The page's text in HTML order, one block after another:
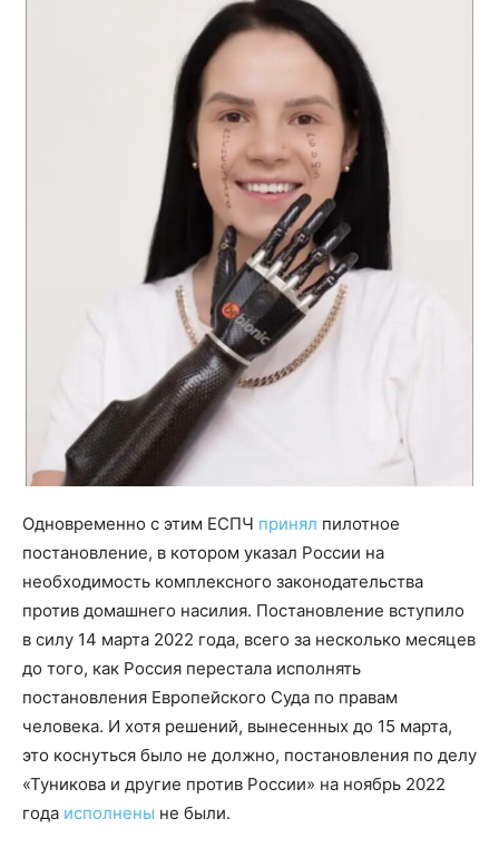
Одновременно с этим ЕСПЧ принял пилотное
постановление, в котором указал России на
необходимость комплексного законодательства
против домашнего насилия. Постановление вступило
в силу 14 марта 2022 года, всего за несколько месяцев
до того, как Россия перестала исполнять
постановления Европейского Суда по правам
человека. И хотя решений, вынесенных до 15 марта,
это коснуться было не должно, постановления по делу
«Туникова и другие против России» на ноябрь 2022
года исполнены не были.